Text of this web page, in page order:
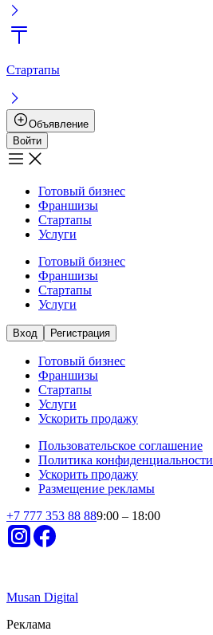
Стартапы
Объявление
Войти
Готовый бизнес
Франшизы
Стартапы
Услуги
Готовый бизнес
Франшизы
Стартапы
Услуги
Вход Регистрация
Готовый бизнес
Франшизы
Стартапы
Услуги
Ускорить продажу
Пользовательское соглашение
Политика конфиденциальности
Ускорить продажу
Размещение рекламы
+7 777 353 88 889:00 – 18:00
Musan Digital
Реклама